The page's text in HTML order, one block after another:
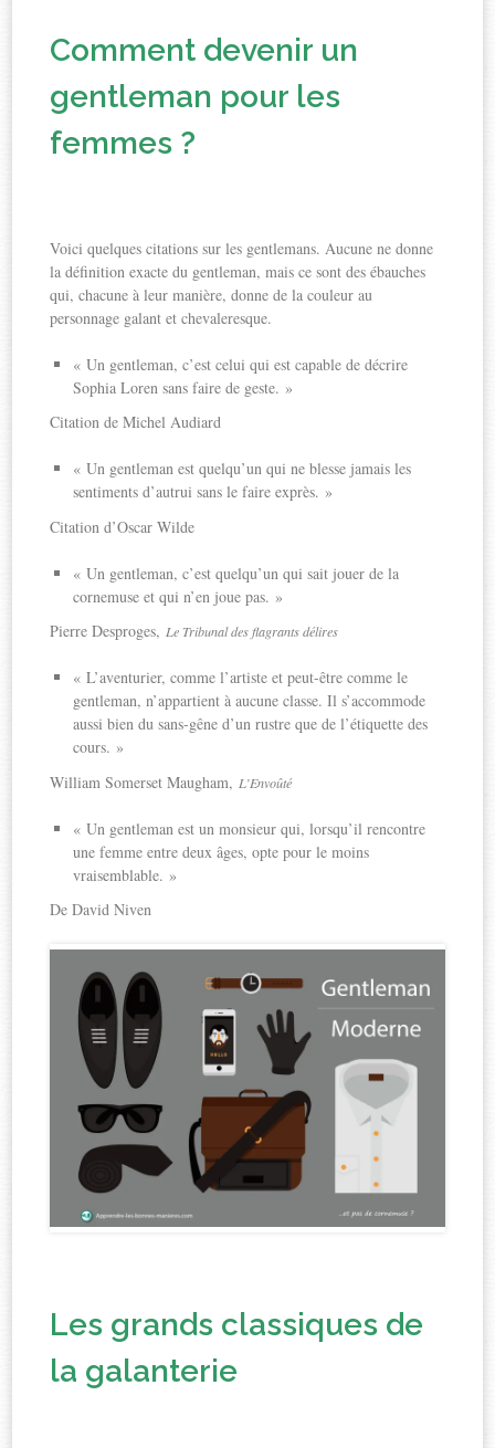
Comment devenir un
gentleman pour les
femmes ?
Voici quelques citations sur les gentlemans. Aucune ne donne
la définition exacte du gentleman, mais ce sont des ébauches
qui, chacune à leur manière, donne de la couleur au
personnage galant et chevaleresque.
« Un gentleman, c’est celui qui est capable de décrire
Sophia Loren sans faire de geste. »
Citation de Michel Audiard
« Un gentleman est quelqu’un qui ne blesse jamais les
sentiments d’autrui sans le faire exprès. »
Citation d’Oscar Wilde
« Un gentleman, c’est quelqu’un qui sait jouer de la
cornemuse et qui n’en joue pas. »
Pierre Desproges,Le Tribunal des flagrants délires
« L’aventurier, comme l’artiste et peut-être comme le
gentleman, n’appartient à aucune classe. Il s’accommode
aussi bien du sans-gêne d’un rustre que de l’étiquette des
cours. »
William Somerset Maugham, L’Envoûté
« Un gentleman est un monsieur qui, lorsqu’il rencontre
une femme entre deux âges, opte pour le moins
vraisemblable. »
De David Niven
Les grands classiques de
la galanterie